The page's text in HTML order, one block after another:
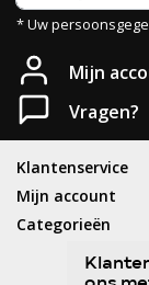
* Uw
Mijn
Vragen?
Klantenservice
Mijn account
Categorieën